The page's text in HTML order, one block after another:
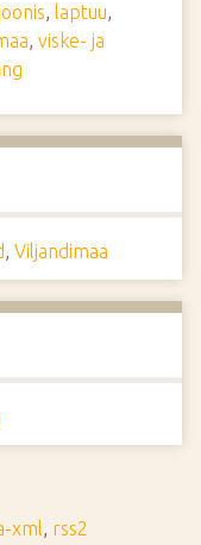
, laptuu,
, viske- ja
, Viljandimaa
xml, rss2